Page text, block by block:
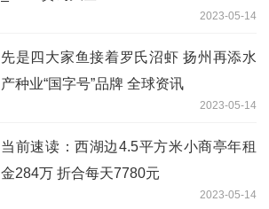
2023-05-14
先是四大家鱼接着罗氏沼虾 扬州再添水
产种业“国字号”品牌 全球资讯
2023-05-14
当前速读：西湖边4.5平方米小商亭年租
金284万 折合每天7780元
2023-05-14